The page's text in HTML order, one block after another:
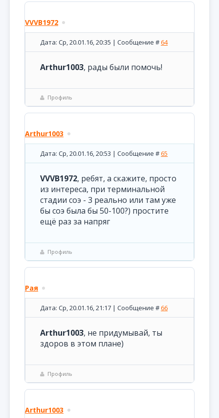
VVVB1972
Дата: Ср, 20.01.16, 20:35 | Сообщение #64
Arthur1003, рады были помочь!
Профиль
Arthur1003
Дата: Ср, 20.01.16, 20:53 | Сообщение #65
VVVB1972, ребят, а скажите, просто
из интереса, при терминальной
стадии соэ - 3 реально или там уже
бы соэ была бы 50-100?) простите
ещё раз за напряг
Профиль
Рая
Дата: Ср, 20.01.16, 21:17 | Сообщение #66
Arthur1003, не придумывай, ты
здоров в этом плане)
Профиль
Arthur1003